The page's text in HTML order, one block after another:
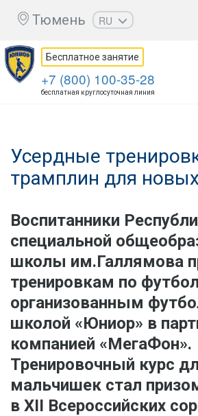
Тюмень
RU
EN
UZ
KZ
Бесплатное занятие
+7 (800) 100-35-28
бесплатная круглосуточная линия
Усердные
трамплин для
Воспитанники
специальной
школы им.Галлямова
тренировкам по
организованным
школой «Юниор» в
компанией «МегаФон».
Тренировочный курс
мальчишек стал
в XII Всероссийских